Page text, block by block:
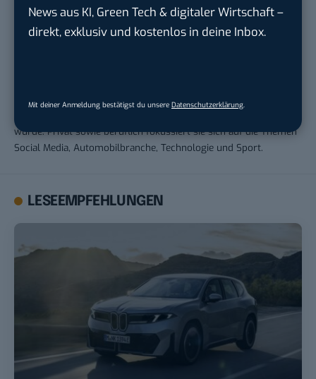
News aus KI, Green Tech & digitaler Wirtschaft –
direkt, exklusiv und kostenlos in deine Inbox.
Mit deiner Anmeldung bestätigst du unsere Datenschutzerklärung.
Andrea Keller
Journalistin, die 2013 durch das Studium im Fachbereich
wurde. Privat sowie beruflich fokussiert sie sich auf die Themen
Social Media, Automobilbranche, Technologie und Sport.
LESEEMPFEHLUNGEN